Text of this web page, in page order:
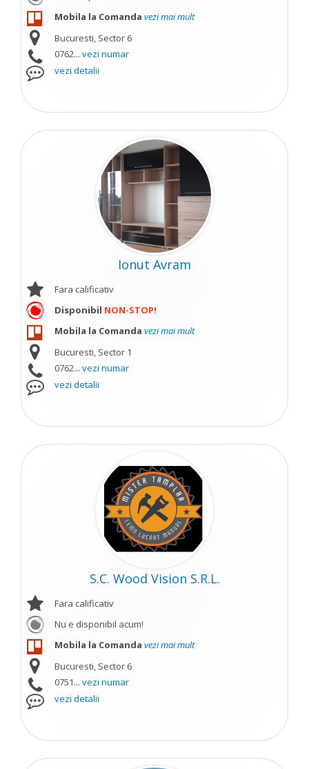
Mobila la Comanda vezi mai mult
Bucuresti, Sector 6
0762... vezi numar
vezi detalii
Ionut Avram
Fara calificativ
Disponibil NON-STOP!
Mobila la Comanda vezi mai mult
Bucuresti, Sector 1
0762... vezi numar
vezi detalii
S.C. Wood Vision S.R.L.
Fara calificativ
Nu e disponibil acum!
Mobila la Comanda vezi mai mult
Bucuresti, Sector 6
0751... vezi numar
vezi detalii